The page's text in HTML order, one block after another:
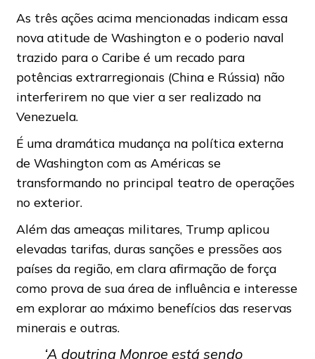
As três ações acima mencionadas indicam essa
nova atitude de Washington e o poderio naval
trazido para o Caribe é um recado para
potências extrarregionais (China e Rússia) não
interferirem no que vier a ser realizado na
Venezuela.
É uma dramática mudança na política externa
de Washington com as Américas se
transformando no principal teatro de operações
no exterior.
Além das ameaças militares, Trump aplicou
elevadas tarifas, duras sanções e pressões aos
países da região, em clara afirmação de força
como prova de sua área de influência e interesse
em explorar ao máximo benefícios das reservas
minerais e outras.
‘A doutrina Monroe está sendo